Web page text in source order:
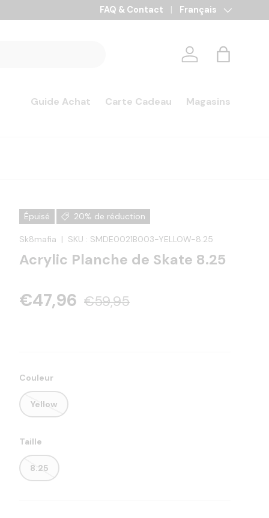
FAQ & Contact Langue
Français
Se connecter
Panier
Guide Achat Carte Cadeau Magasins
Épuisé 20% de réduction
Sk8mafia | SKU : SMDE0021B003-YELLOW-8.25
Acrylic Planche de Skate 8.25
€47,96 €59,95
Couleur
Yellow
Taille
8.25